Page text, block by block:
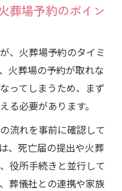
葬場予約のポイン
、火葬場予約のタイミ
火葬場の予約が取れな
ってしまうため、まず
る必要があります。
流れを事前に確認して
、死亡届の提出や火葬
役所手続きと並行して
葬儀社との連携や家族